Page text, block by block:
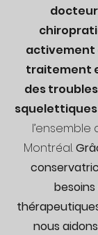
activement
traitement
des
squelettiques
l’ensemble
Montréal.
nous